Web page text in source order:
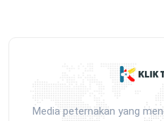
Media peternakan yang